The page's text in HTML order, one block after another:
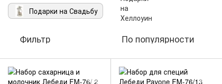
Подарки на Свадьбу
Фильтр По популярности